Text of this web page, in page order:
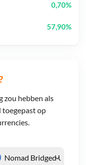
zou hebben als
toegepast op
0,70%
57,90%